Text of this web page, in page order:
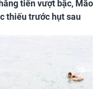
tiến vượt bậc, Mão
thiếu trước hụt sau